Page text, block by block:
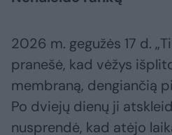
2026 m. gegužės 17 d.
pranešė, kad vėžys
membraną, dengiančią
Po dviejų dienų ji
nusprendė, kad atėjo